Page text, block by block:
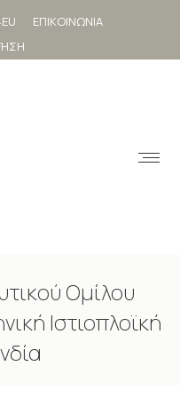
ΕΠΙΚΟΙΝΩΝΙΑ
Ομίλου
Ιστιοπλοϊκή